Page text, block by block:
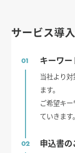
サービス導
01 キーワ
当社より
ます。
ご希望キ
ていきます。
02 申込書の